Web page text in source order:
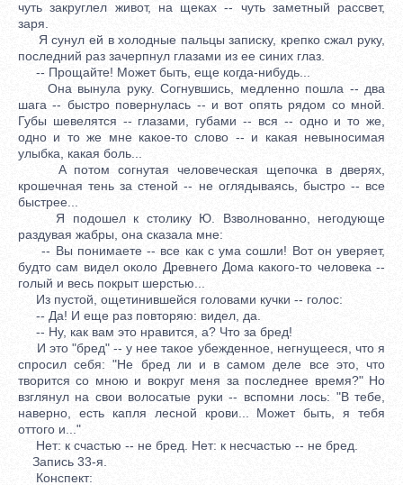
чуть закруглел живот, на щеках -- чуть заметный рассвет,
заря.
Я сунул ей в холодные пальцы записку, крепко сжал руку,
последний раз зачерпнул глазами из ее синих глаз.
-- Прощайте! Может быть, еще когда-нибудь...
Она вынула руку. Согнувшись, медленно пошла -- два
шага -- быстро повернулась -- и вот опять рядом со мной.
Губы шевелятся -- глазами, губами -- вся -- одно и то же,
одно и то же мне какое-то слово -- и какая невыносимая
улыбка, какая боль...
А потом согнутая человеческая щепочка в дверях,
крошечная тень за стеной -- не оглядываясь, быстро -- все
быстрее...
Я подошел к столику Ю. Взволнованно, негодующе
раздувая жабры, она сказала мне:
-- Вы понимаете -- все как с ума сошли! Вот он уверяет,
будто сам видел около Древнего Дома какого-то человека --
голый и весь покрыт шерстью...
Из пустой, ощетинившейся головами кучки -- голос:
-- Да! И еще раз повторяю: видел, да.
-- Ну, как вам это нравится, а? Что за бред!
И это "бред" -- у нее такое убежденное, негнущееся, что я
спросил себя: "Не бред ли и в самом деле все это, что
творится со мною и вокруг меня за последнее время?" Но
взглянул на свои волосатые руки -- вспомни лось: "В тебе,
наверно, есть капля лесной крови... Может быть, я тебя
оттого и..."
Нет: к счастью -- не бред. Нет: к несчастью -- не бред.
Запись 33-я.
Конспект: